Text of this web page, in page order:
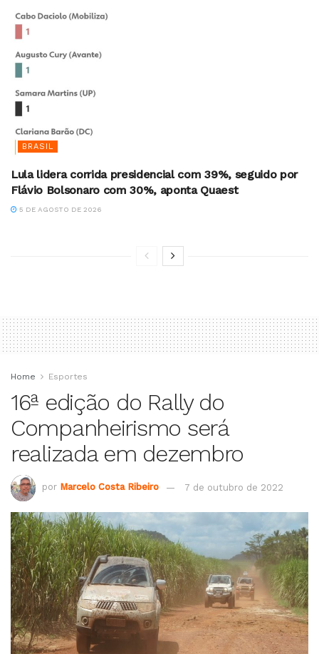
BRASIL
Lula lidera corrida presidencial com 39%, seguido por
Flávio Bolsonaro com 30%, aponta Quaest
5 DE AGOSTO DE 2026
Home Esportes
16ª edição do Rally do
Companheirismo será
realizada em dezembro
por Marcelo Costa Ribeiro 7 de outubro de 2022